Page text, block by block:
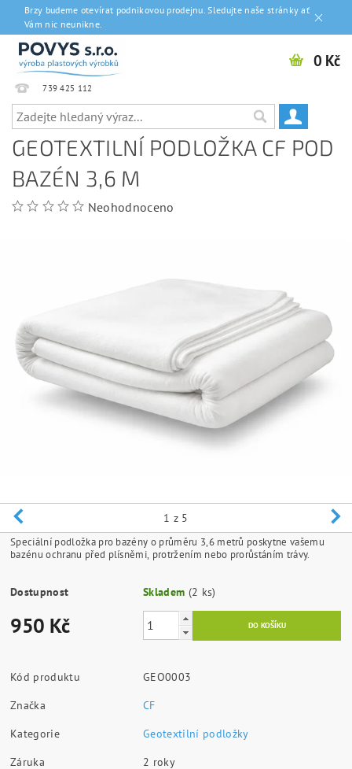
Brzy budeme otevírat podnikovou prodejnu. Sledujte naše stránky ať
Vám nic neunikne.
739 425 112
0 Kč
GEOTEXTILNÍ PODLOŽKA CF POD
BAZÉN 3,6 M
Neohodnoceno
1 z 5
Speciální podložka pro bazény o průměru 3,6 metrů poskytne vašemu
bazénu ochranu před plísněmi, protržením nebo prorůstáním trávy.
Dostupnost Skladem (2 ks)
950 Kč
Kód produktu
GEO0003
Značka
CF
Kategorie
Geotextilní podložky
Záruka
2 roky